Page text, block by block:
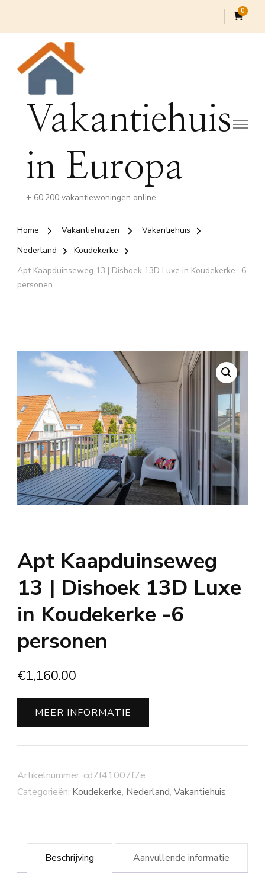
0
Vakantiehuis
in Europa
+ 60,200 vakantiewoningen online
Home Vakantiehuizen
Vakantiehuis
Nederland
Koudekerke
Apt Kaapduinseweg 13 | Dishoek 13D Luxe in Koudekerke -6
personen
Apt Kaapduinseweg
13 | Dishoek 13D Luxe
in Koudekerke -6
personen
€1,160.00
MEER INFORMATIE
Artikelnummer: cd7f41007f7e
Categorieën: Koudekerke, Nederland, Vakantiehuis
Beschrijving Aanvullende informatie